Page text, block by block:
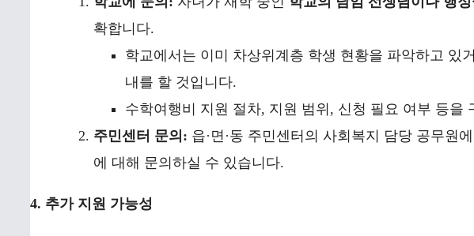
확합니다.
학교에서는 이미 차상위계층 학생 현황을 파악하고 있
내를 할 것입니다.
수학여행비 지원 절차, 지원 범위, 신청 필요 여부 등을
주민센터 문의: 읍·면·동 주민센터의 사회복지 담당 공무원
에 대해 문의하실 수 있습니다.
4. 추가 지원 가능성